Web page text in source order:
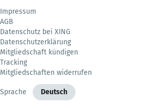
Impressum
AGB
Datenschutz bei XING
Datenschutzerklärung
Mitgliedschaft kündigen
Tracking
Mitgliedschaften widerrufen
Sprache Deutsch